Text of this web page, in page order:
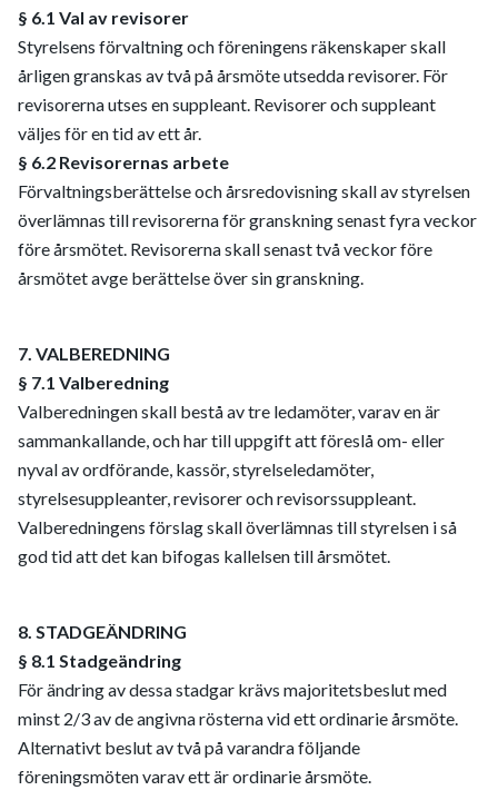
§ 6.1 Val av revisorer
Styrelsens förvaltning och föreningens räkenskaper skall
årligen granskas av två på årsmöte utsedda revisorer. För
revisorerna utses en suppleant. Revisorer och suppleant
väljes för en tid av ett år.
§ 6.2 Revisorernas arbete
Förvaltningsberättelse och årsredovisning skall av styrelsen
överlämnas till revisorerna för granskning senast fyra veckor
före årsmötet. Revisorerna skall senast två veckor före
årsmötet avge berättelse över sin granskning.
7. VALBEREDNING
§ 7.1 Valberedning
Valberedningen skall bestå av tre ledamöter, varav en är
sammankallande, och har till uppgift att föreslå om- eller
nyval av ordförande, kassör, styrelseledamöter,
styrelsesuppleanter, revisorer och revisorssuppleant.
Valberedningens förslag skall överlämnas till styrelsen i så
god tid att det kan bifogas kallelsen till årsmötet.
8. STADGEÄNDRING
§ 8.1 Stadgeändring
För ändring av dessa stadgar krävs majoritetsbeslut med
minst 2/3 av de angivna rösterna vid ett ordinarie årsmöte.
Alternativt beslut av två på varandra följande
föreningsmöten varav ett är ordinarie årsmöte.